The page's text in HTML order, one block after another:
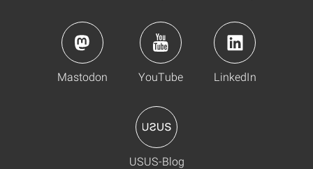
Mastodon YouTube LinkedIn
USUS-Blog